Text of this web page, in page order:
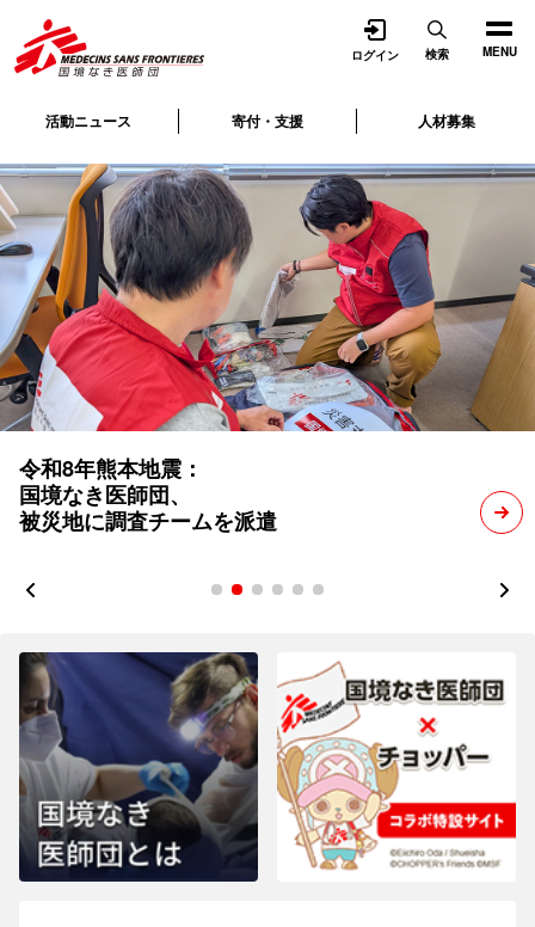
MENU
活動ニュース 寄付・支援 人材募集
ログイン 検索
令和8年熊本地震：
国境なき医師団、
被災地に調査チームを派遣
1 2 3 4 5 6